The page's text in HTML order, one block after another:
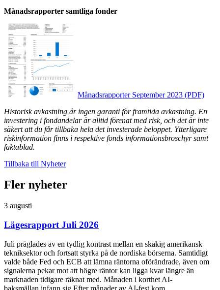
Månadsrapporter samtliga fonder
Månadsrapporter September 2023 (PDF)
Historisk avkastning är ingen garanti för framtida avkastning. En
investering i fondandelar är alltid förenat med risk, och det är inte
säkert att du får tillbaka hela det investerade beloppet. Ytterligare
riskinformation finns i respektive fonds informationsbroschyr samt
faktablad.
Tillbaka till Nyheter
Fler nyheter
3 augusti
Lägesrapport Juli 2026
Juli präglades av en tydlig kontrast mellan en skakig amerikansk
tekniksektor och fortsatt styrka på de nordiska börserna. Samtidigt
valde både Fed och ECB att lämna räntorna oförändrade, även om
signalerna pekar mot att högre räntor kan ligga kvar längre än
marknaden tidigare räknat med. Månaden i korthet AI-
baksmällan infann sig Efter månader av AI-fest kom